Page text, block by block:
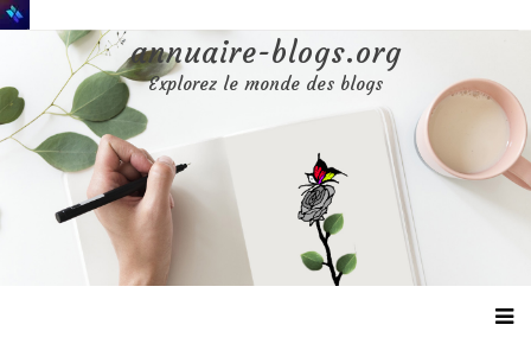
Aller
au
annuaire-blogs.org
Explorez le monde des blogs